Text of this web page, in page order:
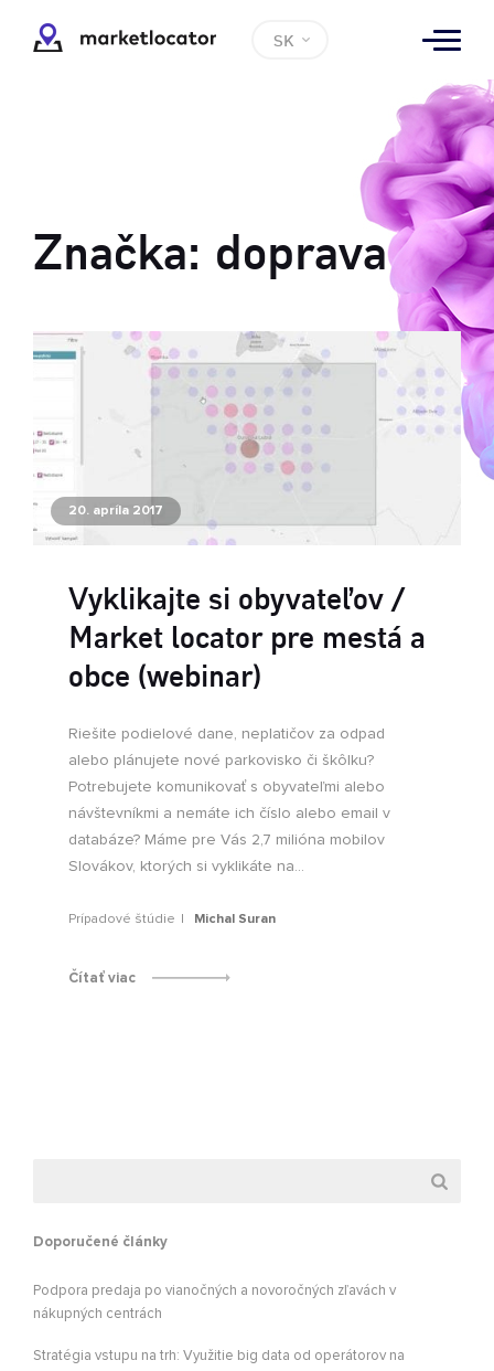
SK
Značka: doprava
20. apríla 2017
Vyklikajte si obyvateľov /
Market locator pre mestá a
obce (webinar)
Riešite podielové dane, neplatičov za odpad
alebo plánujete nové parkovisko či škôlku?
Potrebujete komunikovať s obyvateľmi alebo
návštevníkmi a nemáte ich číslo alebo email v
databáze? Máme pre Vás 2,7 milióna mobilov
Slovákov, ktorých si vyklikáte na...
Prípadové štúdie Michal Suran
Čítať viac
Doporučené články
Podpora predaja po vianočných a novoročných zľavách v
nákupných centrách
Stratégia vstupu na trh: Využitie big data od operátorov na